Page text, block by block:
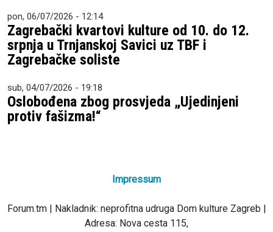
pon, 06/07/2026 - 12:14
Zagrebački kvartovi kulture od 10. do 12.
srpnja u Trnjanskoj Savici uz TBF i
Zagrebačke soliste
sub, 04/07/2026 - 19:18
Oslobođena zbog prosvjeda „Ujedinjeni
protiv fašizma!“
Impressum
Forum.tm | Nakladnik: neprofitna udruga Dom kulture Zagreb |
Adresa: Nova cesta 115,